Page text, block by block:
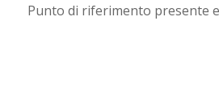
Punto di riferimento presente